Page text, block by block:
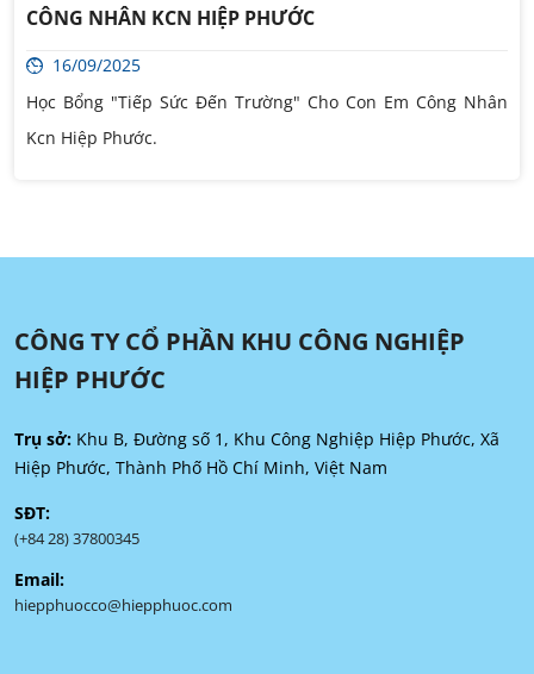
CÔNG NHÂN KCN HIỆP PHƯỚC
16/09/2025
Học Bổng "Tiếp Sức Đến Trường" Cho Con Em Công Nhân
Kcn Hiệp Phước.
CÔNG TY CỔ PHẦN KHU CÔNG NGHIỆP
HIỆP PHƯỚC
Trụ sở: Khu B, Đường số 1, Khu Công Nghiệp Hiệp Phước, Xã
Hiệp Phước, Thành Phố Hồ Chí Minh, Việt Nam
SĐT:
(+84 28) 37800345
Email:
hiepphuocco@hiepphuoc.com